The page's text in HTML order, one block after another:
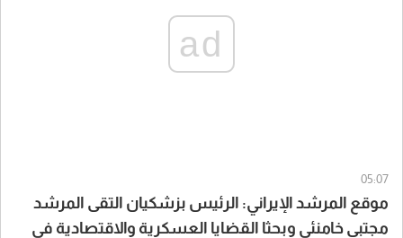
ad
05:07
موقع المرشد الإيراني: الرئيس بزشكيان التقى المرشد
مجتبى خامنئي وبحثا القضايا العسكرية والاقتصادية في